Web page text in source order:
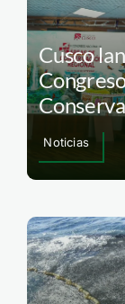
Cusco
Noticias